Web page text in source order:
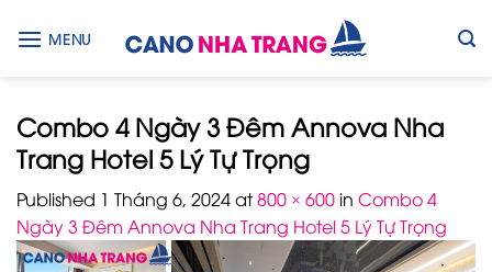
MENU
Combo 4 Ngày 3 Đêm Annova Nha
Trang Hotel 5 Lý Tự Trọng
Published 1 Tháng 6, 2024at800 × 600 in Combo 4
Ngày 3 Đêm Annova Nha Trang Hotel 5 Lý Tự Trọng